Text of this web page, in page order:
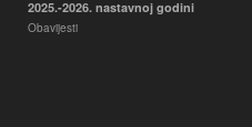
2025.-2026. nastavnoj godini
Obavijesti